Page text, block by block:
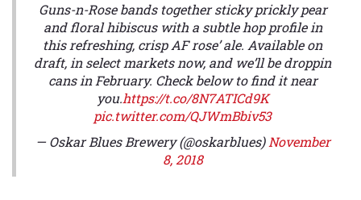
Guns-n-Rose bands together sticky prickly pear
and floral hibiscus with a subtle hop profile in
this refreshing, crisp AF rose’ ale. Available on
draft, in select markets now, and we’ll be droppin
cans in February. Check below to find it near
you.https://t.co/8N7ATICd9K
pic.twitter.com/QJWmBbiv53
— Oskar Blues Brewery (@oskarblues)November
8, 2018